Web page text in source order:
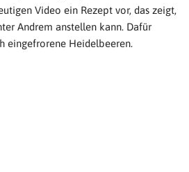
Video ein Rezept vor, das zeigt,
Andrem anstellen kann. Dafür
eingefrorene Heidelbeeren.